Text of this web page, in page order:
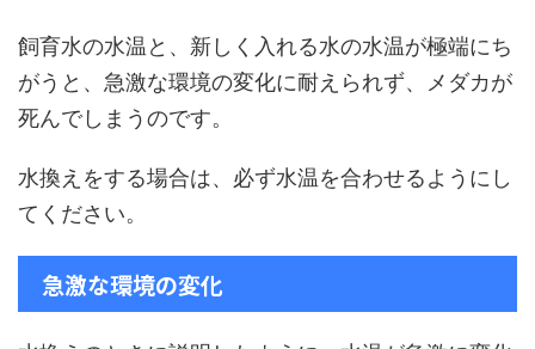
飼育水の水温と、新しく入れる水の水温が極端にち
がうと、急激な環境の変化に耐えられず、メダカが
死んでしまうのです。
水換えをする場合は、必ず水温を合わせるようにし
てください。
急激な環境の変化